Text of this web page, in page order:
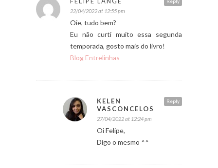
22/04/2022 at 12:55 pm
Oie, tudo bem?
Eu não curti muito essa segunda
temporada, gosto mais do livro!
Blog Entrelinhas
Reply
KELEN
VASCONCELOS
27/04/2022 at 12:24 pm
Oi Felipe,
Digo o mesmo ^^